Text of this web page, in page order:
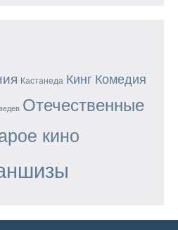
Кастанеда Кинг Комедия
Отечественные
кино